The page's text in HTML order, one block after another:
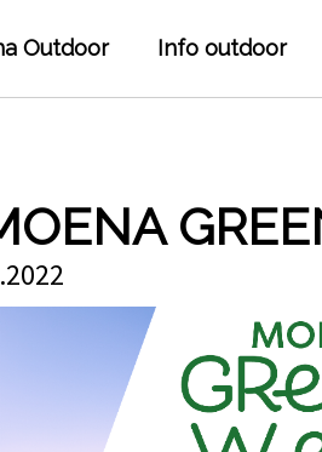
Outdoor Info outdoor